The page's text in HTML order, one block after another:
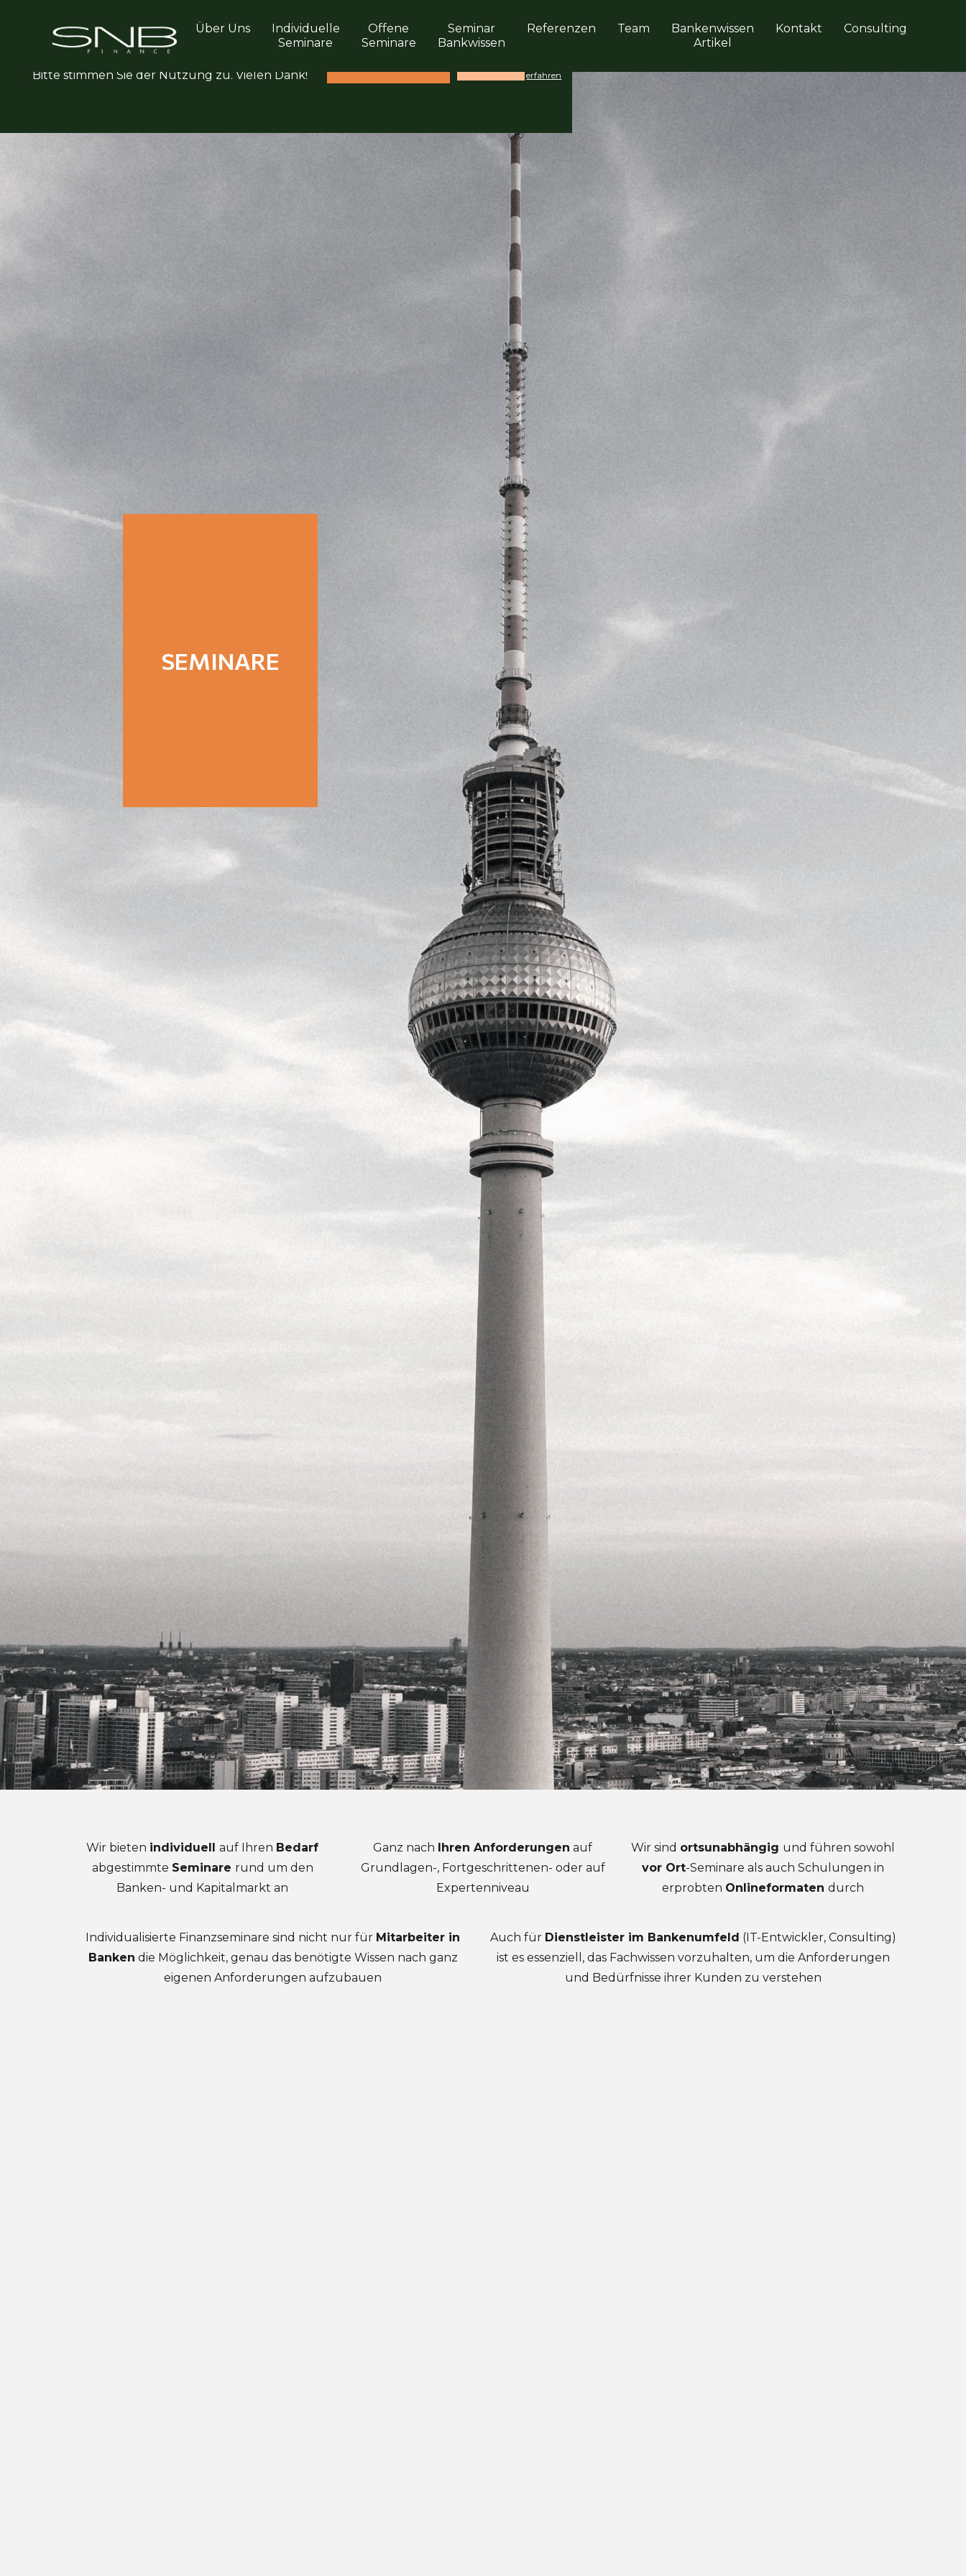
Wir nutzen Google Analytics zu statistischen
Zwecken.
Bitte stimmen Sie der Nutzung zu. Vielen Dank!
erfahren
Über Uns
Individuelle
Seminare
Offene
Seminare
Seminar
Bankwissen
Referenzen Team
Bankenwissen
Artikel
Kontakt Consulting
SEMINARE
Wir bieten individuellauf Ihren Bedarf
abgestimmte Seminare rund um den
Banken- und Kapitalmarkt an
Ganz nach Ihren Anforderungen auf
Grundlagen-, Fortgeschrittenen- oder auf
Expertenniveau
Wir sind ortsunabhängig und führen sowohl
vor Ort-Seminare als auch Schulungen in
erprobten Onlineformatendurch
Individualisierte Finanzseminare sind nicht nur für Mitarbeiter in
Banken die Möglichkeit, genau das benötigte Wissen nach ganz
eigenen Anforderungen aufzubauen
Auch für Dienstleister im Bankenumfeld (IT-Entwickler, Consulting)
ist es essenziell, das Fachwissen vorzuhalten, um die Anforderungen
und Bedürfnisse ihrer Kunden zu verstehen